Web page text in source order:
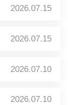
2026.07.15
2026.07.15
2026.07.10
2026.07.10